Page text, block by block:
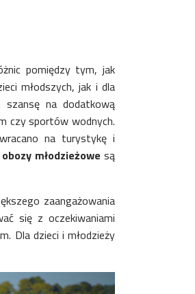
pomiędzy tym, jak
młodszych, jak i dla
na dodatkową
czy sportów wodnych.
na turystykę i
obozy młodzieżowesą
zaangażowania
się z oczekiwaniami
Dla dzieci i młodzieży